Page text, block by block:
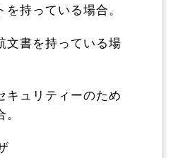
持っている場合。
文書を持っている場
キュリティーのため